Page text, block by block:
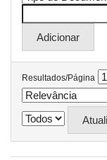
Resultados/Página